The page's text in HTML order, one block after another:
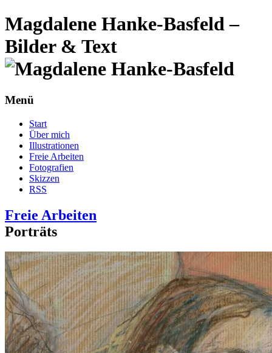
Magdalene Hanke-Basfeld –
Bilder & Text
Menü
Start
Über mich
Illustrationen
Freie Arbeiten
Fotografien
Skizzen
RSS
Freie Arbeiten
Porträts